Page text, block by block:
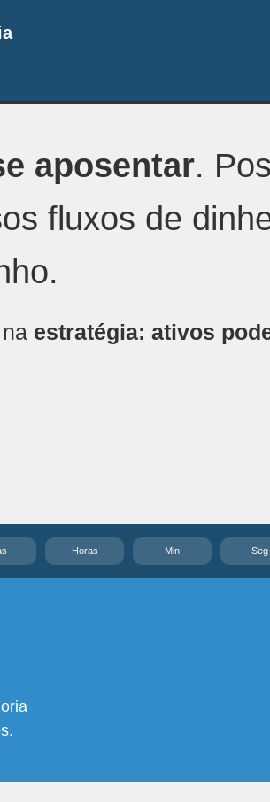
aposentar.
fluxos de
estratégia: ativos
Horas Min Seg